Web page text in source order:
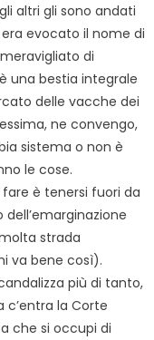
altri gli sono andati
evocato il nome di
di
una bestia integrale
delle vacche dei
ne convengo,
sistema o non è
le cose.
è tenersi fuori da
strada
va bene così).
più di tanto,
la Corte
che si occupi di